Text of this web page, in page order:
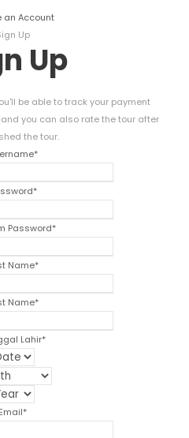
an Account
Up
Up
be able to track your payment
you can also rate the tour after
the tour.
*
*
Password*
Name*
Name*
Lahir*
Email*